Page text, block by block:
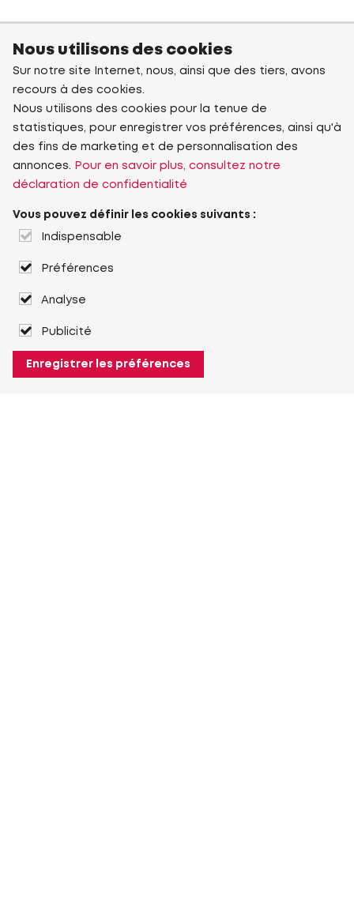
Nous utilisons des cookies
Sur notre site Internet, nous, ainsi que des tiers, avons
recours à des cookies.
Nous utilisons des cookies pour la tenue de
statistiques, pour enregistrer vos préférences, ainsi qu'à
des fins de marketing et de personnalisation des
annonces.
Pour en savoir plus, consultez notre
déclaration de confidentialité
Vous pouvez définir les cookies suivants :
Indispensable
Préférences
Analyse
Publicité
Enregistrer les préférences